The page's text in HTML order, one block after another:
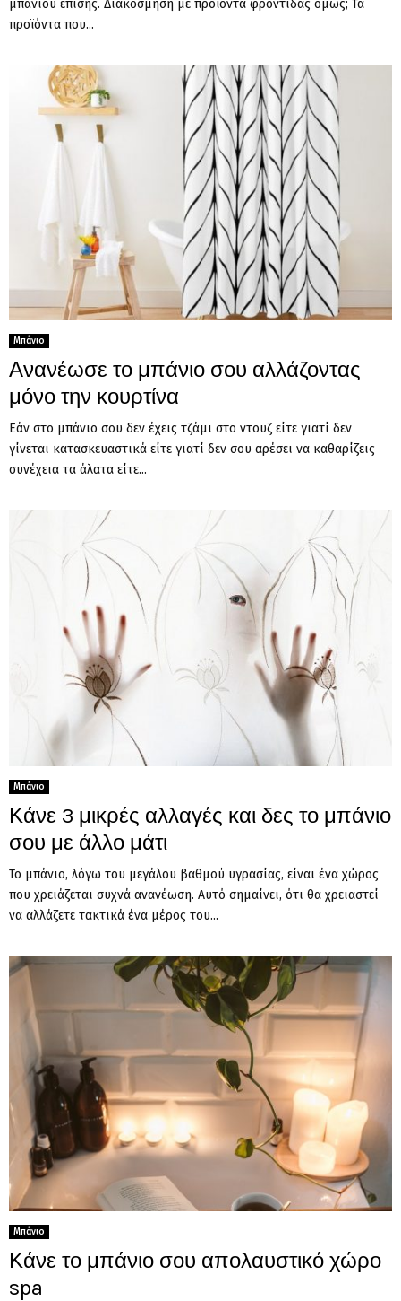
μπάνιου επίσης. Διακόσμηση με προϊόντα φροντίδας όμως; Τα
προϊόντα που...
Μπάνιο
Ανανέωσε το μπάνιο σου αλλάζοντας
μόνο την κουρτίνα
Εάν στο μπάνιο σου δεν έχεις τζάμι στο ντουζ είτε γιατί δεν
γίνεται κατασκευαστικά είτε γιατί δεν σου αρέσει να καθαρίζεις
συνέχεια τα άλατα είτε...
Μπάνιο
Κάνε 3 μικρές αλλαγές και δες το μπάνιο
σου με άλλο μάτι
Το μπάνιο, λόγω του μεγάλου βαθμού υγρασίας, είναι ένα χώρος
που χρειάζεται συχνά ανανέωση. Αυτό σημαίνει, ότι θα χρειαστεί
να αλλάζετε τακτικά ένα μέρος του...
Μπάνιο
Κάνε το μπάνιο σου απολαυστικό χώρο
spa